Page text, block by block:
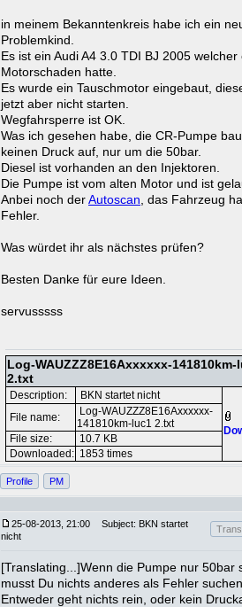
in meinem Bekanntenkreis habe ich ein
Problemkind.
Es ist ein Audi A4 3.0 TDI BJ 2005 welcher
Motorschaden hatte.
Es wurde ein Tauschmotor eingebaut,
jetzt aber nicht starten.
Wegfahrsperre ist OK.
Was ich gesehen habe, die CR-Pumpe
keinen Druck auf, nur um die 50bar.
Diesel ist vorhanden an den Injektoren.
Die Pumpe ist vom alten Motor und ist
Anbei noch derAutoscan , das Fahrzeug
Fehler.
Was würdet ihr als nächstes prüfen?
Besten Danke für eure Ideen.
servusssss
Log-WAUZZZ8E16Axxxxxx-141810km-
2.txt
Description: BKN startet nicht
File name:
Log-WAUZZZ8E16Axxxxxx-
141810km-luc1 2.txt
File size:
10.7 KB
Downloaded: 1853 times
Profile PM
25-08-2013, 21:00
Subject: BKN startet
nicht
[Translating...]Wenn die Pumpe nur 50bar
musst Du nichts anderes als Fehler
Entweder geht nichts rein, oder kein